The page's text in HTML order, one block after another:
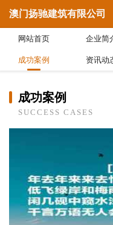
澳门扬驰建筑有限公司
网站首页 企业简
成功案例 资讯动
成功案例
SUCCESS CASES